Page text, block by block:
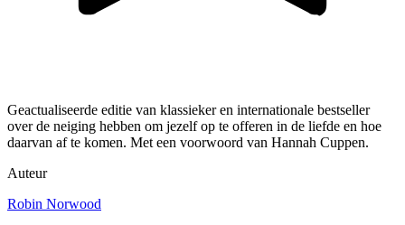
Geactualiseerde editie van klassieker en internationale bestseller
over de neiging hebben om jezelf op te offeren in de liefde en hoe
daarvan af te komen. Met een voorwoord van Hannah Cuppen.
Auteur
Robin Norwood